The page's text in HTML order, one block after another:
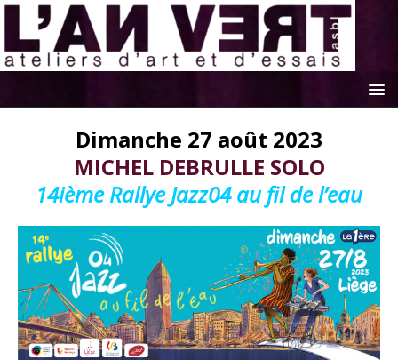
Dimanche 27 août 2023
MICHEL DEBRULLE SOLO
14ième Rallye Jazz04 au fil de l’eau